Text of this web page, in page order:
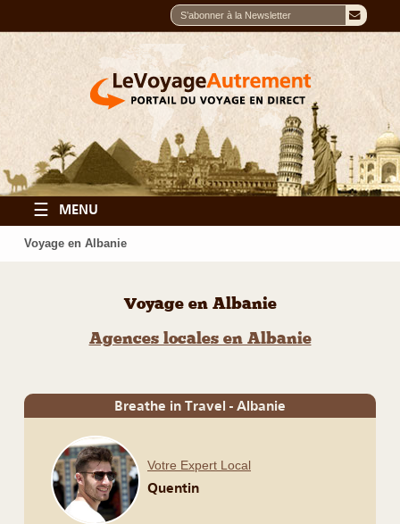
☰ MENU
Voyage en Albanie
Voyage en Albanie
Agences locales en Albanie
Breathe in Travel - Albanie
Votre Expert Local
Quentin